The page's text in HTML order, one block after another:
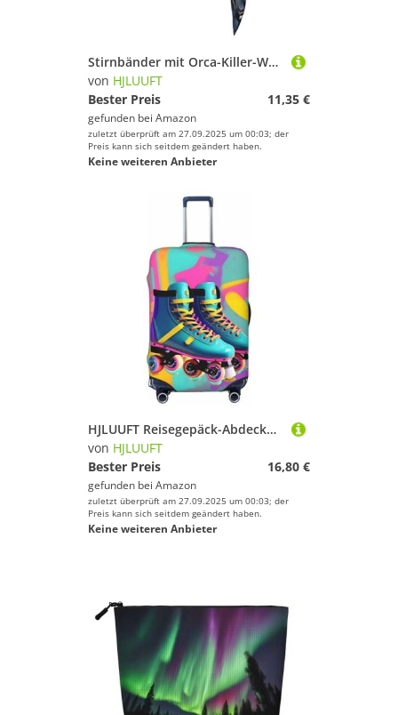
Stirnbänder mit Orca-Killer-Wal-Aufdruck, zum Anbinden, für Laufen, Fitness, Yoga, Radfahren, schweißableitend, rutschfest, für Workout, rutschfeste Stirnbänder
von HJLUUFT
Bester Preis
11,35 €
gefunden bei Amazon
zuletzt überprüft am 27.09.2025 um 00:03; der
Preis kann sich seitdem geändert haben.
Keine weiteren Anbieter
HJLUUFT Reisegepäck-Abdeckung, Retro-Design, bunt, Rollschuh-Druck, Koffer, waschbar, kratzfest, Schwarz , S
von HJLUUFT
Bester Preis
16,80 €
gefunden bei Amazon
zuletzt überprüft am 27.09.2025 um 00:03; der
Preis kann sich seitdem geändert haben.
Keine weiteren Anbieter